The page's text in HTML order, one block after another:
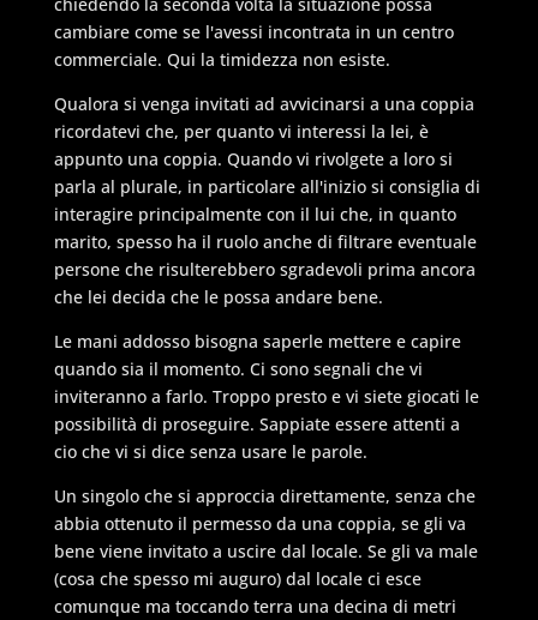
cambiare come se l'avessi incontrata in un centro
commerciale. Qui la timidezza non esiste.
Qualora si venga invitati ad avvicinarsi a una coppia
ricordatevi che, per quanto vi interessi la lei, è
appunto una coppia. Quando vi rivolgete a loro si
parla al plurale, in particolare all'inizio si consiglia di
interagire principalmente con il lui che, in quanto
marito, spesso ha il ruolo anche di filtrare eventuale
persone che risulterebbero sgradevoli prima ancora
che lei decida che le possa andare bene.
Le mani addosso bisogna saperle mettere e capire
quando sia il momento. Ci sono segnali che vi
inviteranno a farlo. Troppo presto e vi siete giocati le
possibilità di proseguire. Sappiate essere attenti a
cio che vi si dice senza usare le parole.
Un singolo che si approccia direttamente, senza che
abbia ottenuto il permesso da una coppia, se gli va
bene viene invitato a uscire dal locale. Se gli va male
(cosa che spesso mi auguro) dal locale ci esce
comunque ma toccando terra una decina di metri